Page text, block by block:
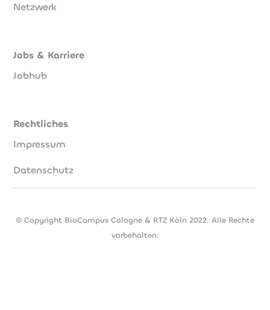
Netzwerk
Jobs & Karriere
Jobhub
Rechtliches
Impressum
Datenschutz
© Copyright BioCampus Cologne & RTZ Köln 2022. Alle Rechte
vorbehalten.